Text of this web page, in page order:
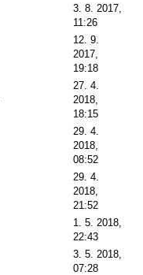
3. 8. 2017,
11:26
12. 9.
2017,
19:18
27. 4.
2018,
18:15
29. 4.
2018,
08:52
29. 4.
2018,
21:52
1. 5. 2018,
22:43
3. 5. 2018,
07:28